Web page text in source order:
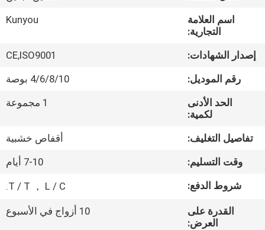
معلومات
عنا
جولة
المصنع
مراقبة
الجودة
اسم العلامة
التجارية:
Kunyou
إصدار الشهادات:
CE,ISO9001
رقم الموديل:
4/6/8/10 بوصة
الحد الأدنى
لكمية:
1 مجموعة
تفاصيل التغليف:
أقفاص خشبية
وقت التسليم:
7-10 أيام
شروط الدفع:
T / T ， L / C.
القدرة على
العرض:
10 أزواج في الأسبوع